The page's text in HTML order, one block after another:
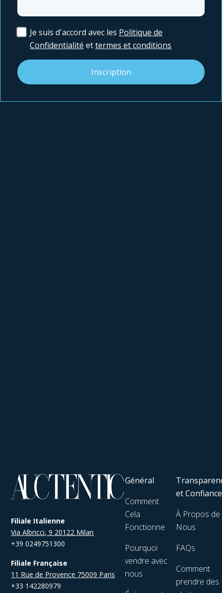
Je suis d'accord avec les Politique de
Confidentialité ettermes et conditions
Inscription
Filiale Italienne
Via Albricci, 9 20122 Milan
+39 0249751300
Filiale Française
11 Rue de Provence 75009 Paris
+33 142280979
Général
Comment
Cela
Fonctionne
Pourquoi
vendre avec
nous
et Confiance
À Propos de
Nous
FAQs
Comment
prendre des